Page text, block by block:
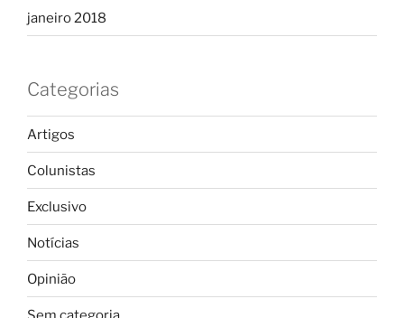
janeiro 2018
Categorias
Artigos
Colunistas
Exclusivo
Notícias
Opinião